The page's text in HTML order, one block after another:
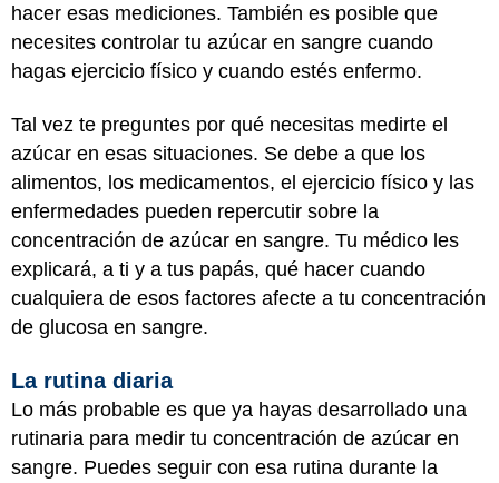
hacer esas mediciones. También es posible que
necesites controlar tu azúcar en sangre cuando
hagas ejercicio físico y cuando estés enfermo.
Tal vez te preguntes por qué necesitas medirte el
azúcar en esas situaciones. Se debe a que los
alimentos, los medicamentos, el ejercicio físico y las
enfermedades pueden repercutir sobre la
concentración de azúcar en sangre. Tu médico les
explicará, a ti y a tus papás, qué hacer cuando
cualquiera de esos factores afecte a tu concentración
de glucosa en sangre.
La rutina diaria
Lo más probable es que ya hayas desarrollado una
rutinaria para medir tu concentración de azúcar en
sangre. Puedes seguir con esa rutina durante la